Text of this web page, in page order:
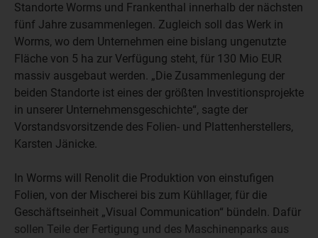
Standorte Worms und Frankenthal innerhalb der nächsten
fünf Jahre zusammenlegen. Zugleich soll das Werk in
Worms, wo dem Unternehmen eine bislang ungenutzte
Fläche von 5 ha zur Verfügung steht, für 130 Mio EUR
massiv ausgebaut werden. „Die Zusammenlegung der
beiden Standorte ist eines der größten Investitionsprojekte
in unserer Unternehmensgeschichte“, sagte der
Vorstandsvorsitzende des Folien- und Plattenherstellers,
Karsten Jänicke.
In Worms will Renolit die Produktion von einstufigen
Folien, von der Mischerei bis zum Kühllager, für die
Geschäftseinheit „Visual Communication“ bündeln. Dafür
sollen Teile der Fertigung und des Maschinenparks aus